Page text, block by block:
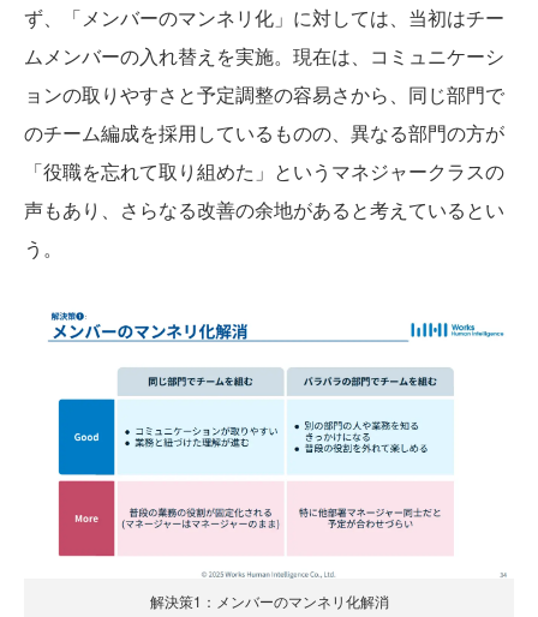
ず、「メンバーのマンネリ化」に対しては、当初はチー
ムメンバーの入れ替えを実施。現在は、コミュニケーシ
ョンの取りやすさと予定調整の容易さから、同じ部門で
のチーム編成を採用しているものの、異なる部門の方が
「役職を忘れて取り組めた」というマネジャークラスの
声もあり、さらなる改善の余地があると考えているとい
う。
解決策1：メンバーのマンネリ化解消